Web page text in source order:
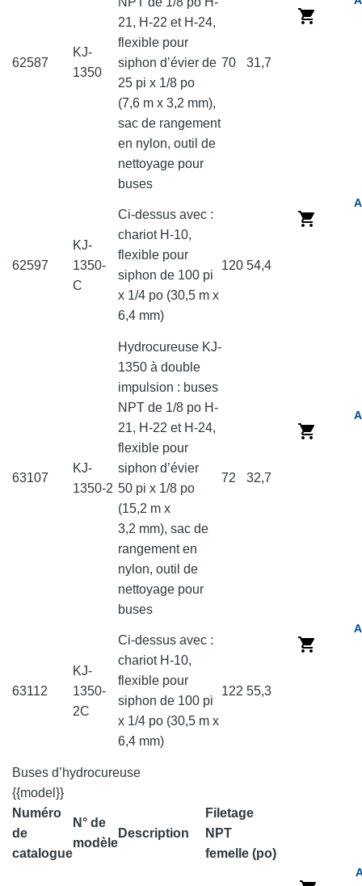
62587
KJ-
1350
21, H-22 et H-24,
flexible pour
siphon d’évier de
25 pi x 1/8 po
(7,6 m x 3,2 mm),
sac de rangement
en nylon, outil de
nettoyage pour
buses
70 31,7
62597
KJ-
1350-
C
Ci-dessus avec :
chariot H-10,
flexible pour
siphon de 100 pi
x 1/4 po (30,5 m x
6,4 mm)
120 54,4
63107
KJ-
1350-2
Hydrocureuse KJ-
1350 à double
impulsion : buses
NPT de 1/8 po H-
21, H-22 et H-24,
flexible pour
siphon d’évier
50 pi x 1/8 po
(15,2 m x
3,2 mm), sac de
rangement en
nylon, outil de
nettoyage pour
buses
72 32,7
63112
KJ-
1350-
2C
Ci-dessus avec :
chariot H-10,
flexible pour
siphon de 100 pi
x 1/4 po (30,5 m x
6,4 mm)
122 55,3
Buses d’hydrocureuse
{{model}}
Numéro
de
catalogue
N° de
modèle
Description
Filetage
NPT
femelle (po)